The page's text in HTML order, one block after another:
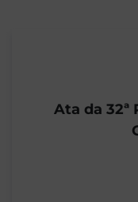
Ata da 32ª